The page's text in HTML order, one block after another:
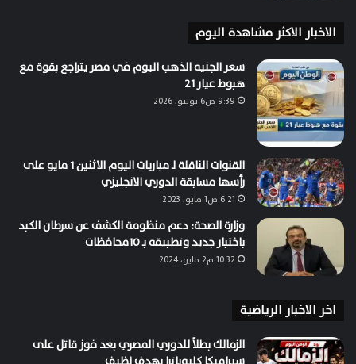
الاخبار الاكثر مشاهدة اليوم
سعر الجنيه الذهب اليوم في مصر يتراجع بقوة مع
هبوط عيار 21
9:39 ص6 يونيو، 2026
القنوات الناقلة لـ مباريات اليوم الاثنين 1 مايو على
رأسها مسابقة الدوري الانجليزي
6:21 ص1 مايو، 2023
وزارة الصحة: دعم منظومة الكشف عن سرطان الكبد
باختبار جديد وتطبيقه بـ 10محافظات
10:32 م2 مايو، 2024
اخر الاخبار الرياضية
الزمالك بطلاً للدوري المصري بعد فوز قاتل على